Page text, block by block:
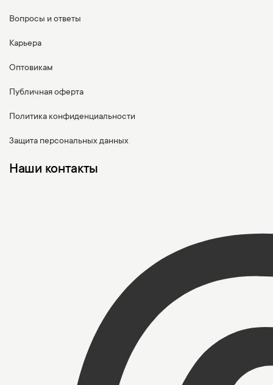
Вопросы и ответы
Карьера
Оптовикам
Публичная оферта
Политика конфиденциальности
Защита персональных данных
Наши контакты